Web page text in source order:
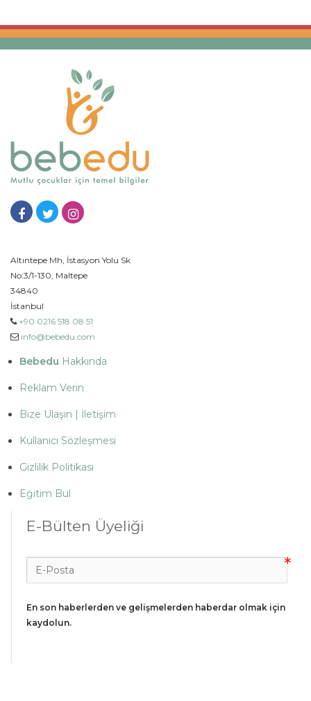
Altıntepe Mh, İstasyon Yolu Sk
No:3/1-130, Maltepe
34840
İstanbul
+90 0216 518 08 51
info@bebedu.com
Bebedu Hakkında
Reklam Verin
Bize Ulaşın | İletişim
Kullanıcı Sözleşmesi
Gizlilik Politikası
Eğitim Bul
E-Bülten Üyeliği
En son haberlerden ve gelişmelerden haberdar olmak için
kaydolun.